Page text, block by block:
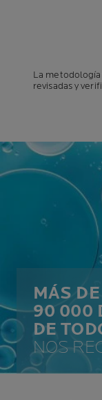
La
revisadas y
MÁS DE
90 000
DE
NOS